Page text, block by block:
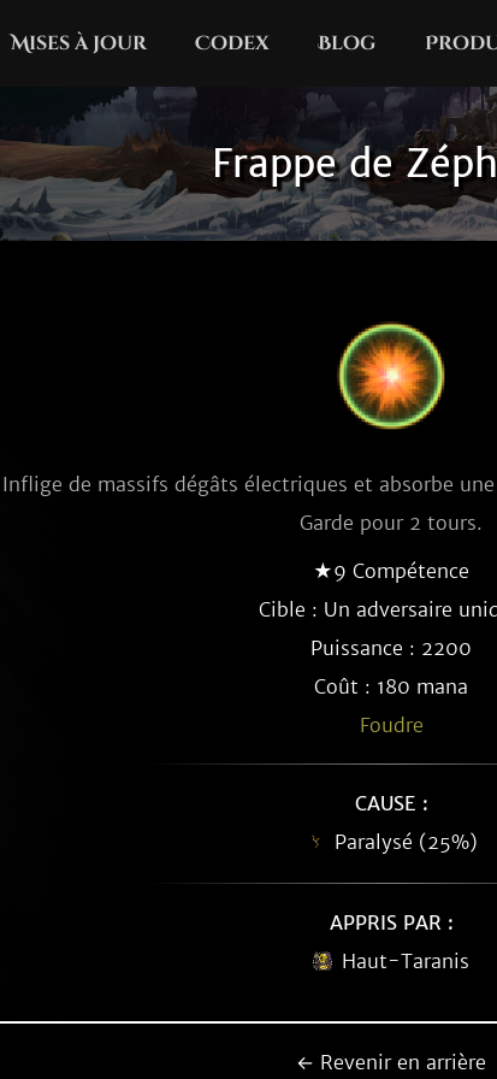
Mises à jour Codex Blog
Frappe de
Inflige de massifs dégâts électriques et absorbe
Garde pour 2 tours.
★9 Compétence
Cible : Un adversaire
Puissance : 2200
Coût : 180 mana
Foudre
CAUSE :
Paralysé (25%)
APPRIS PAR :
Haut-Taranis
← Revenir en arrière